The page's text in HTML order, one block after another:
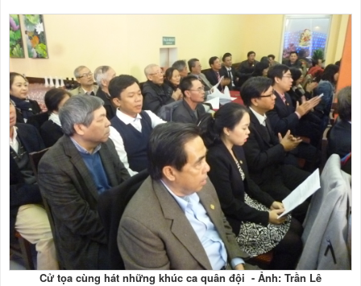
Cử tọa cùng hát những khúc ca quân đội - Ảnh: Trần Lê